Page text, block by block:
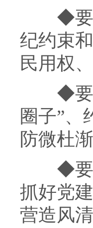
◆
纪约束
民用权
◆
圈子”、
防微杜渐
◆
抓好党
营造风